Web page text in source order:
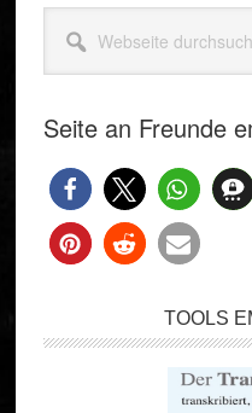
Seitenspalte
durchsuchen
Seite an Freunde
TOOLS